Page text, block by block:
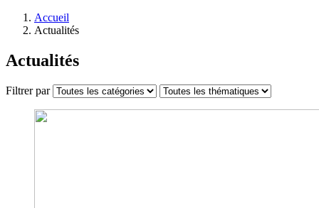
Accueil
Actualités
Actualités
Filtrer par